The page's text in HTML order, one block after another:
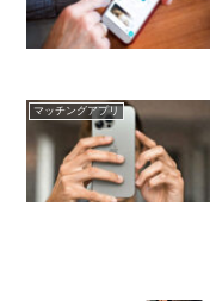
マッチングアプリ